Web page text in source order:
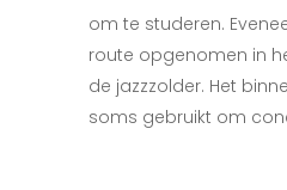
om te studeren.
route opgenomen in
de jazzzolder. Het
soms gebruikt om